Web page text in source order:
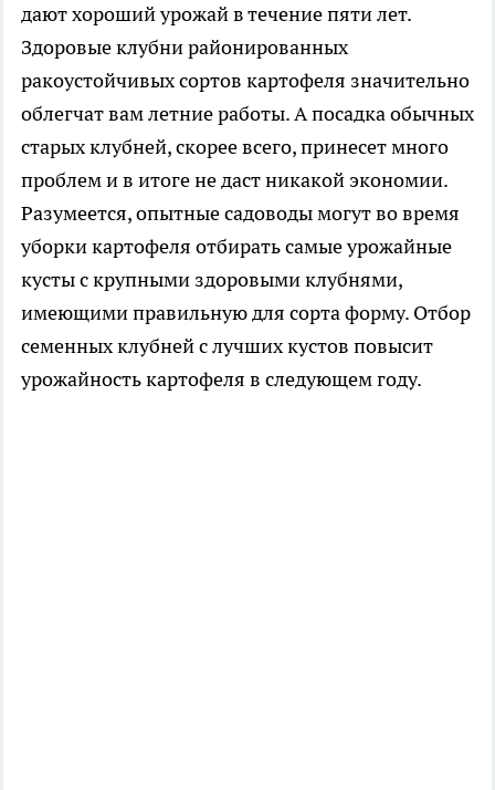
дают хороший урожай в течение пяти лет.
Здоровые клубни районированных
ракоустойчивых сортов картофеля значительно
облегчат вам летние работы. А посадка обычных
старых клубней, скорее всего, принесет много
проблем и в итоге не даст никакой экономии.
Разумеется, опытные садоводы могут во время
уборки картофеля отбирать самые урожайные
кусты с крупными здоровыми клубнями,
имеющими правильную для сорта форму. Отбор
семенных клубней с лучших кустов повысит
урожайность картофеля в следующем году.